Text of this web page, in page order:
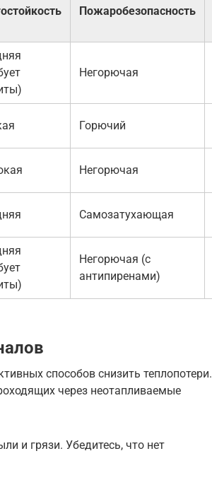
Пожаробезопасность
Негорючая
Горючий
Негорючая
Самозатухающая
Негорючая (с
антипиренами)
способов снизить теплопотери.
через неотапливаемые
и грязи. Убедитесь, что нет